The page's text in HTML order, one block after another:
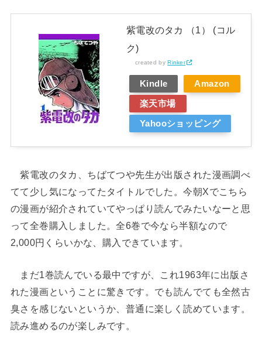
紫電改のタカ （1） (コル
ク)
created byRinker
Kindle Amazon
楽天市場
Yahooショッピング
紫電改のタカ、ちばてつや先生が出版された漫画調べ
てて少し気になってたタイトルでした。今朝Xでこちら
の漫画が紹介されていてやっぱり読んでみたいなーと思
って全巻購入しました。全6巻で今なら半額なので
2,000円くらいかな、購入できています。
まだ1巻読んでいる最中ですが、これ1963年に出版さ
れた漫画ということに驚きです。でも読んでても全然古
臭さを感じないというか、普通に楽しく読めています。
読み進めるのが楽しみです。